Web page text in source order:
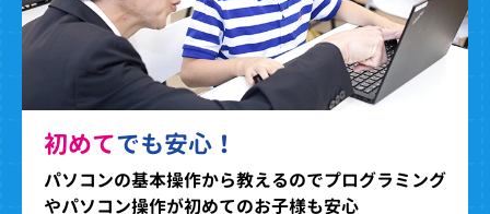
初めてでも安心！
パソコンの基本操作から教えるのでプログラミング
やパソコン操作が初めてのお子様も安心